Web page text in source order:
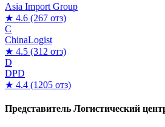
Asia Import Group
★ 4.6 (267 отз)
C
ChinaLogist
★ 4.5 (312 отз)
D
DPD
★ 4.4 (1205 отз)
Представитель Логистический